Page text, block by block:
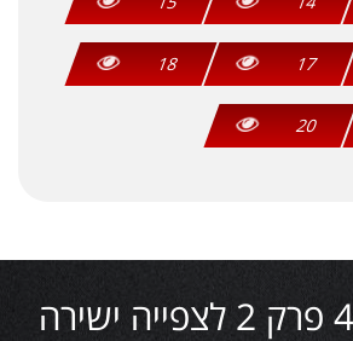
17
18
20